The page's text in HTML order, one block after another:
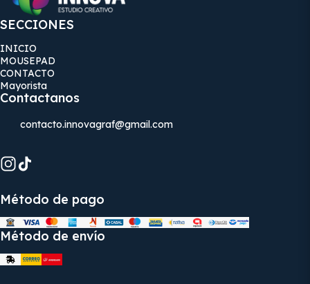
SECCIONES
INICIO
MOUSEPAD
CONTACTO
Mayorista
Contactanos
contacto.innovagraf@gmail.com
Método de pago
Método de envío